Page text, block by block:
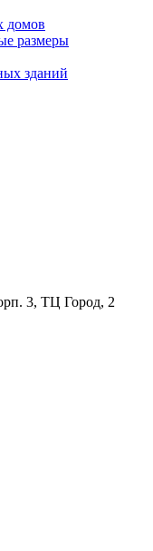
домов
зданий
3, ТЦ Город, 2